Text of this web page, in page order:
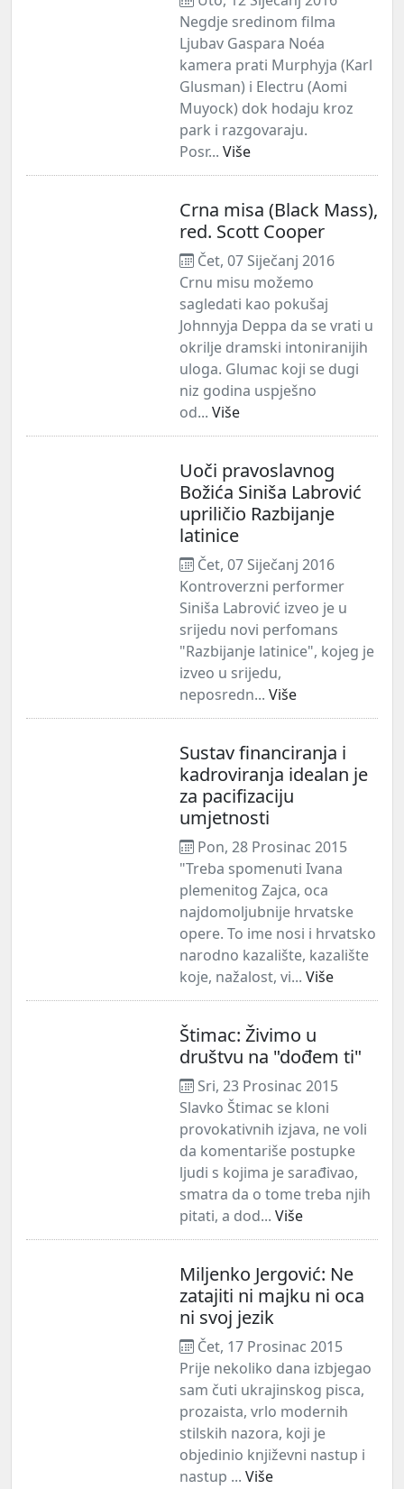
Negdje sredinom filma
Ljubav Gaspara Noéa
kamera prati Murphyja (Karl
Glusman) i Electru (Aomi
Muyock) dok hodaju kroz
park i razgovaraju.
Posr... Više
Crna misa (Black Mass),
red. Scott Cooper
Čet, 07 Siječanj 2016
Crnu misu možemo
sagledati kao pokušaj
Johnnyja Deppa da se vrati u
okrilje dramski intoniranijih
uloga. Glumac koji se dugi
niz godina uspješno
od... Više
Uoči pravoslavnog
Božića Siniša Labrović
upriličio Razbijanje
latinice
Čet, 07 Siječanj 2016
Kontroverzni performer
Siniša Labrović izveo je u
srijedu novi perfomans
"Razbijanje latinice", kojeg je
izveo u srijedu,
neposredn... Više
Sustav financiranja i
kadroviranja idealan je
za pacifizaciju
umjetnosti
Pon, 28 Prosinac 2015
"Treba spomenuti Ivana
plemenitog Zajca, oca
najdomoljubnije hrvatske
opere. To ime nosi i hrvatsko
narodno kazalište, kazalište
koje, nažalost, vi... Više
Štimac: Živimo u
društvu na "dođem ti"
Sri, 23 Prosinac 2015
Slavko Štimac se kloni
provokativnih izjava, ne voli
da komentariše postupke
ljudi s kojima je sarađivao,
smatra da o tome treba njih
pitati, a dod... Više
Miljenko Jergović: Ne
zatajiti ni majku ni oca
ni svoj jezik
Čet, 17 Prosinac 2015
Prije nekoliko dana izbjegao
sam čuti ukrajinskog pisca,
prozaista, vrlo modernih
stilskih nazora, koji je
objedinio književni nastup i
nastup ... Više